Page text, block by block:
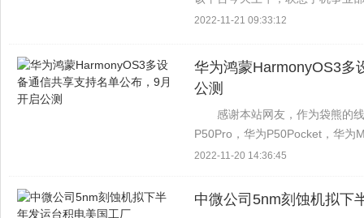
得一提的是，摩托罗拉之前的
2022-11-21 09:33:12
华为鸿蒙HarmonyOS3多
公测
感谢本站网友，作为袋熊的
P50Pro，华为P50Pocket，华为
Mate40，华为Mate40Pro，华为
2022-11-20 14:36:45
中微公司5nm刻蚀机拟下